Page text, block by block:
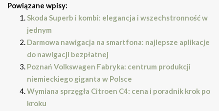
Powiązane wpisy:
Skoda Superb i kombi: elegancja i wszechstronność w
jednym
Darmowa nawigacja na smartfona: najlepsze aplikacje
do nawigacji bezpłatnej
Poznań Volkswagen Fabryka: centrum produkcji
niemieckiego giganta w Polsce
Wymiana sprzęgła Citroen C4: cena i poradnik krok po
kroku